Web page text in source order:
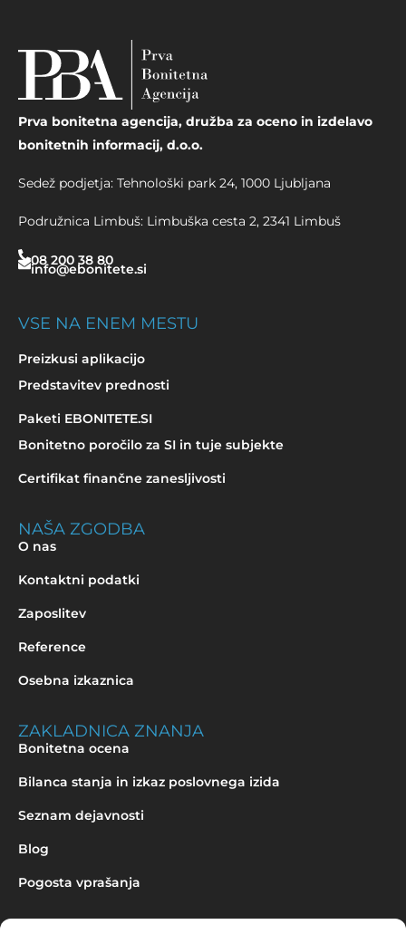
Prva bonitetna agencija, družba za oceno in izdelavo
bonitetnih informacij, d.o.o.
Sedež podjetja: Tehnološki park 24, 1000 Ljubljana
Podružnica Limbuš: Limbuška cesta 2, 2341 Limbuš
08 200 38 80
info@ebonitete.si
VSE NA ENEM MESTU
Preizkusi aplikacijo
Predstavitev prednosti
Paketi EBONITETE.SI
Bonitetno poročilo za SI in tuje subjekte
Certifikat finančne zanesljivosti
NAŠA ZGODBA
O nas
Kontaktni podatki
Zaposlitev
Reference
Osebna izkaznica
ZAKLADNICA ZNANJA
Bonitetna ocena
Bilanca stanja in izkaz poslovnega izida
Seznam dejavnosti
Blog
Pogosta vprašanja